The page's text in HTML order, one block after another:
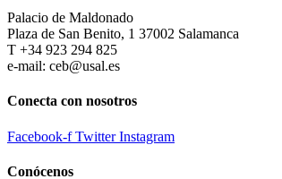
Palacio de Maldonado
Plaza de San Benito, 1 37002 Salamanca
T +34 923 294 825
e-mail: ceb@usal.es
Conecta con nosotros
Facebook-f Twitter Instagram
Conócenos